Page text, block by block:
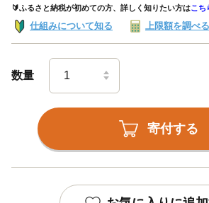
🔰ふるさと納税が初めての方、詳しく知りたい方はこち
仕組みについて知る 上限額を調べる
数量
寄付する